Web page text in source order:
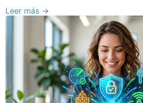
Leer más →